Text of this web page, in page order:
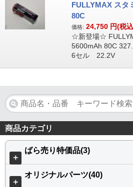
FULLYMAX スタ
80C
価格: 24,750 円(税
☆新登場☆
5600mAh 80C
6セル 22.2V
商品カテゴリ
＋
ばら売り特価品(3)
＋
オリジナルパーツ(40)